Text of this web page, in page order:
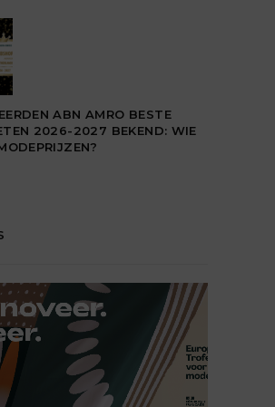
ABN AMRO BESTE
2026-2027 BEKEND: WIE